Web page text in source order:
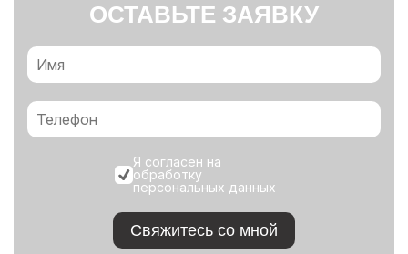
ОСТАВЬТЕ ЗАЯВКУ
Я согласен на
обработку
персональных данных
Свяжитесь со мной